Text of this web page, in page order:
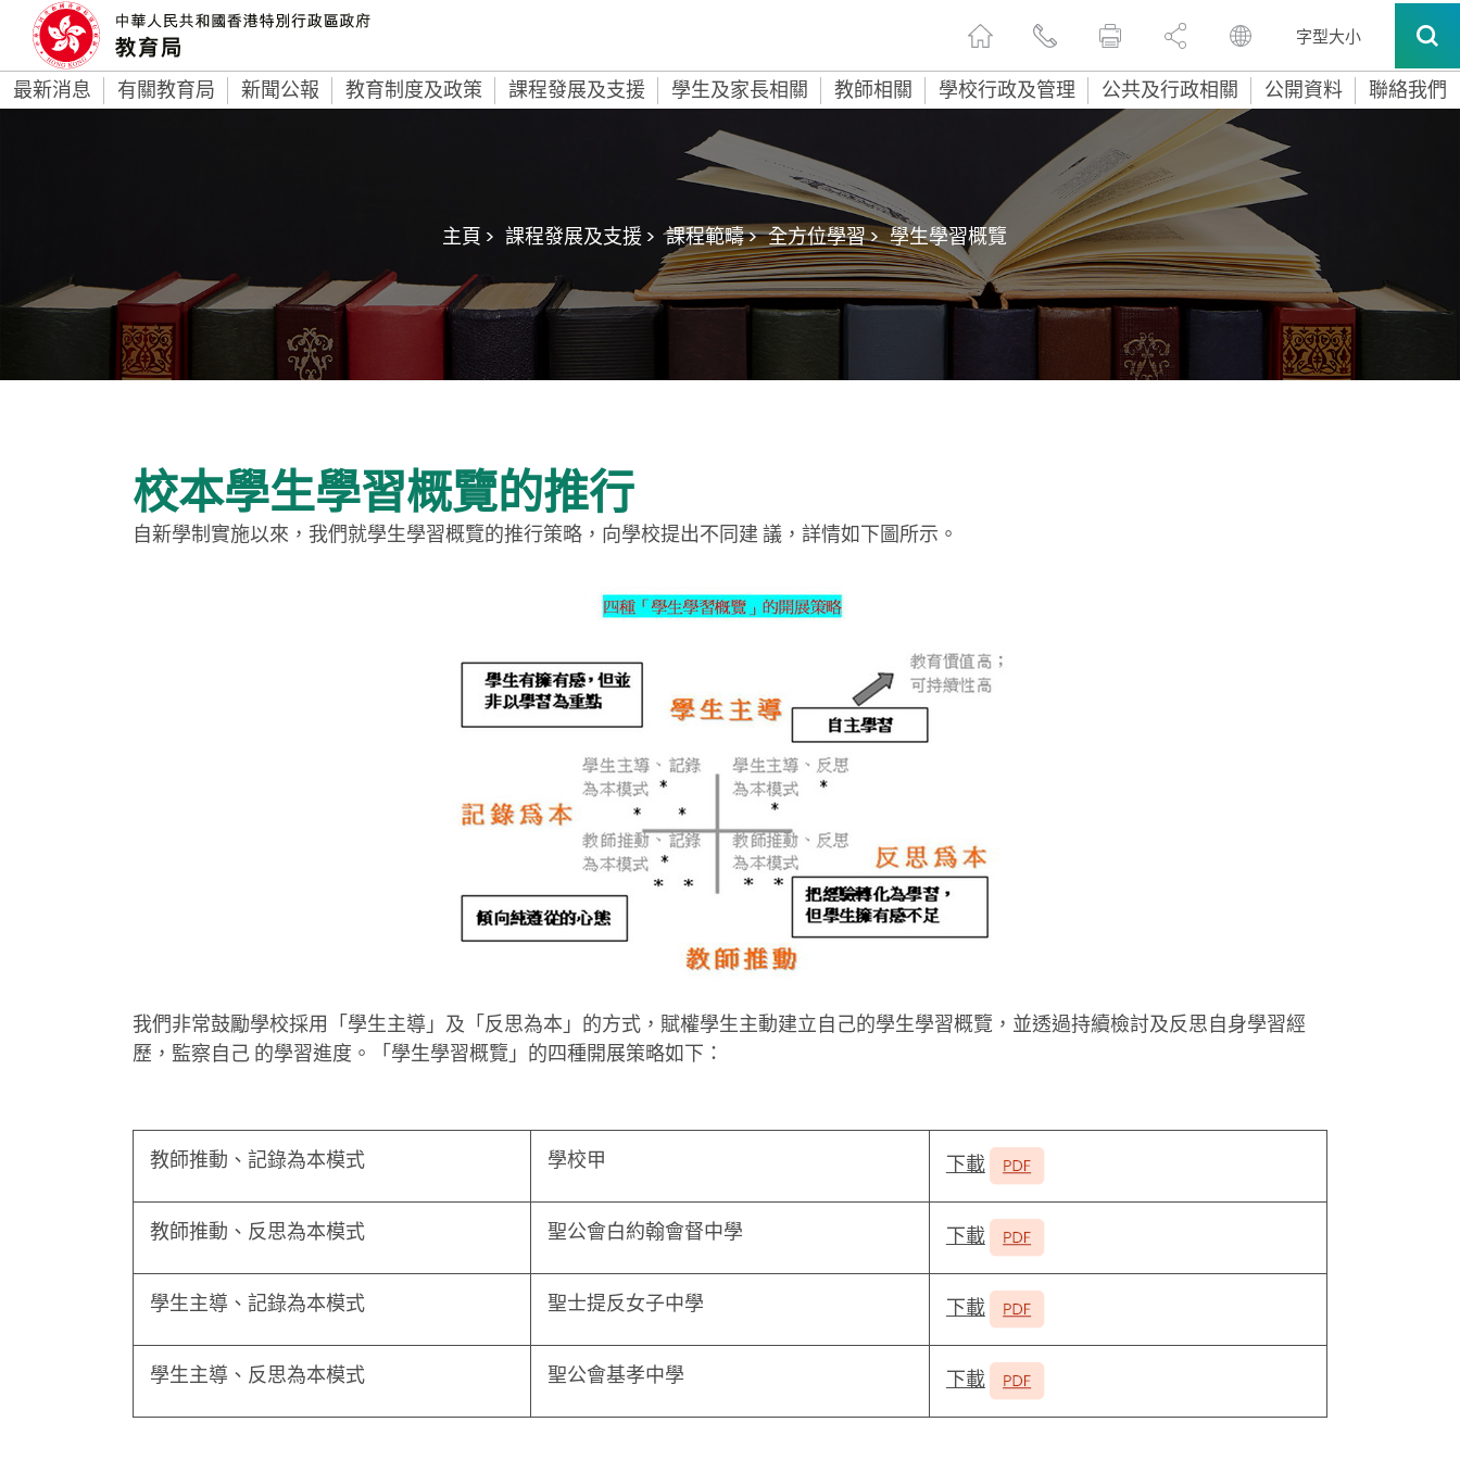
字型大小
最新消息 有關教育局 新聞公報 教育制度及政策 課程發展及支援 學生及家長相關 教師相關 學校行政及管理 公共及行政相關 公開資料 聯絡我們
主頁 > 課程發展及支援 > 課程範疇 > 全方位學習 > 學生學習概覽
校本學生學習概覽的推行
自新學制實施以來，我們就學生學習概覽的推行策略，向學校提出不同建 議，詳情如下圖所示。
我們非常鼓勵學校採用「學生主導」及「反思為本」的方式，賦權學生主動建立自己的學生學習概覽，並透過持續檢討及反思自身學習經
歷，監察自己 的學習進度。「學生學習概覽」的四種開展策略如下：
教師推動、記錄為本模式 學校甲 下載
教師推動、反思為本模式 聖公會白約翰會督中學 下載
學生主導、記錄為本模式 聖士提反女子中學 下載
學生主導、反思為本模式 聖公會基孝中學 下載